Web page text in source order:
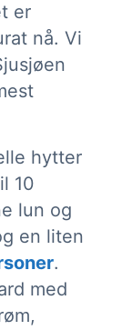
er
nå. Vi
hytter
10
lun og
en liten
.
med